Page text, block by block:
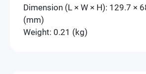
Dimension (L × W × H): 129.7 ×
(mm)
Weight: 0.21 (kg)